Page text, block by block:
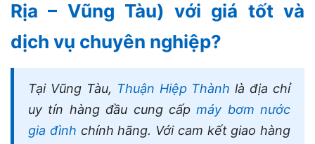
Rịa – Vũng Tàu) với giá tốt và
dịch vụ chuyên nghiệp?
Tại Vũng Tàu, Thuận Hiệp Thành là địa chỉ
uy tín hàng đầu cung cấpmáy bơm nước
gia đình chính hãng. Với cam kết giao hàng